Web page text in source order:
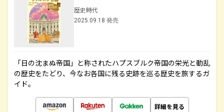
歴史時代
2025.09.18 発売
「日の沈まぬ帝国」と称されたハプスブルク帝国の栄光と動乱
の歴史をたどり、今なお各国に残る史跡を巡る歴史を旅するガ
イド。
詳細を見る